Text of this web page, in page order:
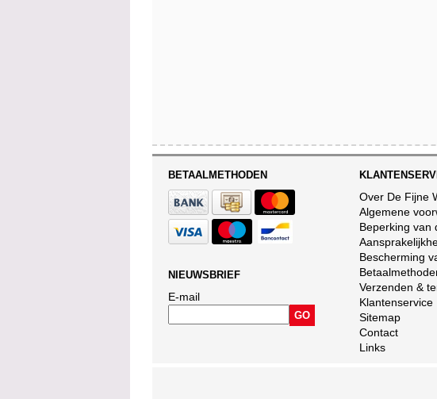
BETAALMETHODEN
NIEUWSBRIEF
E-mail
Over De Fijne
Algemene
Beperking van
Bescherming
Verzenden &
Klantenservice
Sitemap
Contact
Links